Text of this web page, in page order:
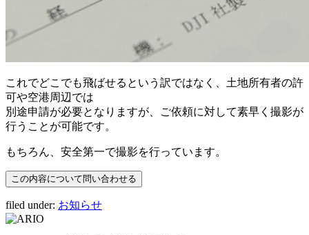
これでどこでも飛ばせるという訳ではなく、土地所有者の許
可や空港周辺では
別途申請が必要となりますが、ご依頼に対して素早く撮影が
行うことが可能です。
もちろん、安全第一で撮影を行っています。
filed under: お知らせ